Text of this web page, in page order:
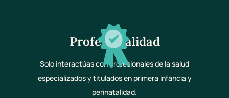
Profesionalidad
Solo interactúas con profesionales de la salud
especializados y titulados en primera infancia y
perinatalidad.